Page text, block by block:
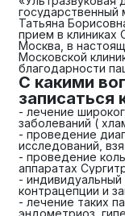
государственный
Татьяна
прием в клиниках
Москва, в
Московской
благодарности
С какими
записаться
- лечение
заболеваний (
- проведение
исследований,
- проведение
аппаратах
-
контрацепции и
- лечение таких
эндометриоз,